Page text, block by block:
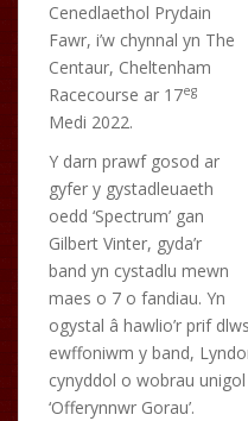
Cenedlaethol Prydain
Fawr, i’w chynnal yn The
Centaur, Cheltenham
Racecourse ar 17eg
Medi 2022.
Y darn prawf gosod ar
gyfer y gystadleuaeth
oedd ‘Spectrum’ gan
Gilbert Vinter, gyda’r
band yn cystadlu mewn
maes o 7 o fandiau. Yn
ogystal â hawlio’r prif
ewffoniwm y band,
cynyddol o wobrau
‘Offerynnwr Gorau’.